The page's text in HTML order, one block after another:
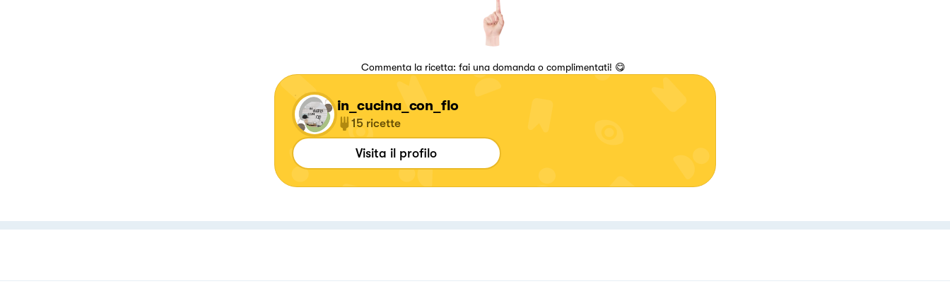
Commenta la ricetta: fai una domanda o complimentati! 😋
in_cucina_con_flo
15 ricette
Visita il profilo